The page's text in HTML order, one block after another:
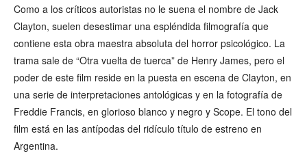
Como a los críticos autoristas no le suena el nombre de Jack
Clayton, suelen desestimar una espléndida filmografía que
contiene esta obra maestra absoluta del horror psicológico. La
trama sale de “Otra vuelta de tuerca” de Henry James, pero el
poder de este film reside en la puesta en escena de Clayton, en
una serie de interpretaciones antológicas y en la fotografía de
Freddie Francis, en glorioso blanco y negro y Scope. El tono del
film está en las antípodas del ridículo título de estreno en
Argentina.